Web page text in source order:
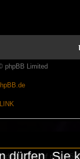
phpBB Limited
die Banner auf dieser
dürfen. Sie